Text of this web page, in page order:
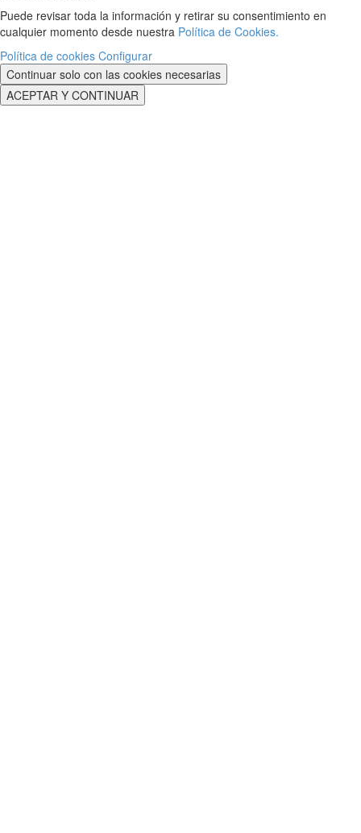
Puede revisar toda la información y retirar su consentimiento en
cualquier momento desde nuestra Política de Cookies.
Política de cookies Configurar
Continuar solo con las cookies necesarias
ACEPTAR Y CONTINUAR